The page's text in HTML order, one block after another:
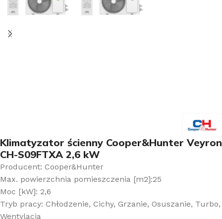
Klimatyzator ścienny Cooper&Hunter Veyron
CH-S09FTXA 2,6 kW
Producent: Cooper&Hunter
Max. powierzchnia pomieszczenia [m2]:25
Moc [kW]: 2,6
Tryb pracy: Chłodzenie, Cichy, Grzanie, Osuszanie, Turbo,
Wentylacja